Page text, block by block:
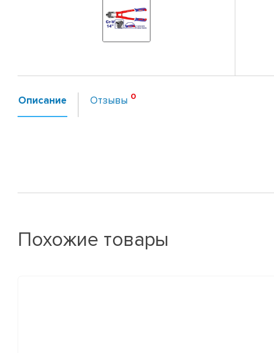
Описание Отзывы
Похожие товары